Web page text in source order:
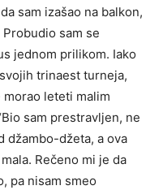
sam izašao na balkon,
sam se
jednom prilikom. Iako
trinaest turneja,
leteti malim
sam prestravljen, ne
džambo-džeta, a ova
Rečeno mi je da
pa nisam smeo